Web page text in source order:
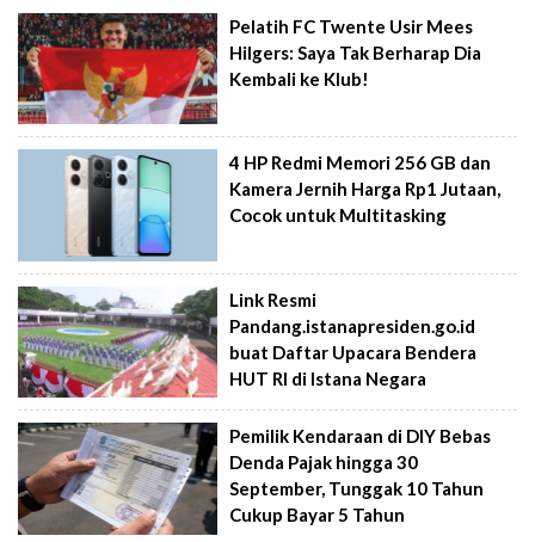
Pelatih FC Twente Usir Mees
Hilgers: Saya Tak Berharap Dia
Kembali ke Klub!
4 HP Redmi Memori 256 GB dan
Kamera Jernih Harga Rp1 Jutaan,
Cocok untuk Multitasking
Link Resmi
Pandang.istanapresiden.go.id
buat Daftar Upacara Bendera
HUT RI di Istana Negara
Pemilik Kendaraan di DIY Bebas
Denda Pajak hingga 30
September, Tunggak 10 Tahun
Cukup Bayar 5 Tahun